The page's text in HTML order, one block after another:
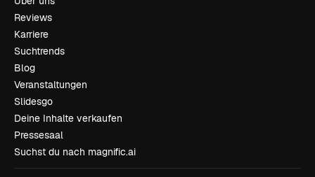
Reviews
Karriere
Suchtrends
Blog
Veranstaltungen
Slidesgo
Deine Inhalte verkaufen
Pressesaal
Suchst du nach magnific.ai